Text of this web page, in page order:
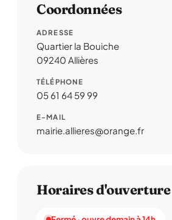
Coordonnées
ADRESSE
Quartier la Bouiche
09240 Allières
TÉLÉPHONE
05 61 64 59 99
E-MAIL
mairie.allieres@orange.fr
Horaires d'ouverture